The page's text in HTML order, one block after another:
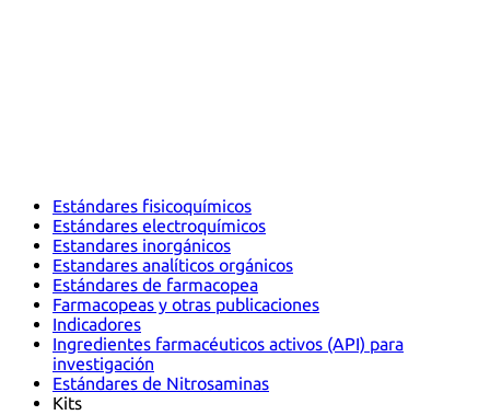
Estándares fisicoquímicos
Estándares electroquímicos
Estandares inorgánicos
Estandares analíticos orgánicos
Estándares de farmacopea
Farmacopeas y otras publicaciones
Indicadores
Ingredientes farmacéuticos activos (API) para
investigación
Estándares de Nitrosaminas
Kits